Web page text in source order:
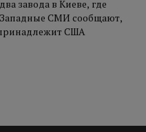
завода в Киеве, где
СМИ сообщают,
США